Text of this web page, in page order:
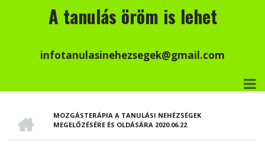
A tanulás öröm is lehet
infotanulasinehezsegek@gmail.com
MORZSAMOZGÁSTERÁPIA A TANULÁSI NEHÉZSÉGEK
MEGELŐZÉSÉRE ÉS OLDÁSÁRA 2020.06.22.